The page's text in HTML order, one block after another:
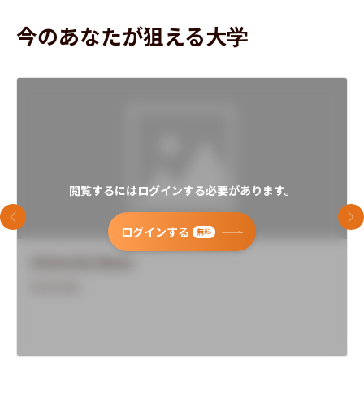
今のあなたが狙える大学
閲覧するにはログインする必要があります。
ログインする 無料
前のスライド 次